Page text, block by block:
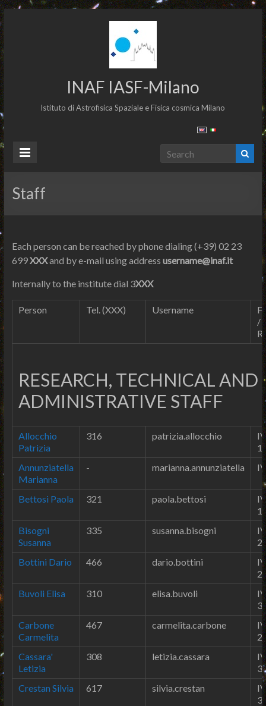
INAF IASF-Milano
Istituto di Astrofisica Spaziale e Fisica cosmica Milano
Staff
Each person can be reached by phone dialing (+39) 02 23
699XXXand by e-mail using address username@inaf.it
Internally to the institute dial 3XXX
Person Tel. (XXX) Username
/
RESEARCH, TECHNICAL AND
ADMINISTRATIVE STAFF
Allocchio
Patrizia
316 patrizia.allocchio
Annunziatella
Marianna
- marianna.annunziatella
Bettosi Paola 321 paola.bettosi
Bisogni
Susanna
335 susanna.bisogni
Bottini Dario
466 dario.bottini
Buvoli Elisa
310 elisa.buvoli
Carbone
Carmelita
467 carmelita.carbone
Cassara'
Letizia
308 letizia.cassara
Crestan Silvia
617 silvia.crestan